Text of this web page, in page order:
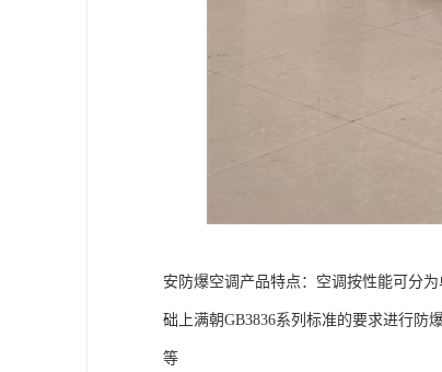
安防爆空调产品特点：空调按性能可分
础上满朝GB3836系列标准的要求进行防
等